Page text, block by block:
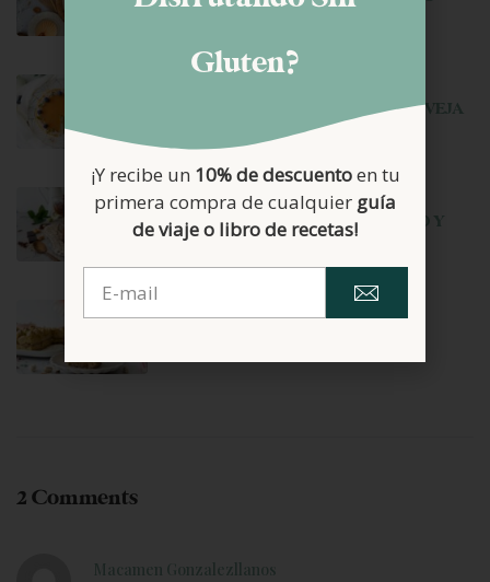
TARTA MOUSSE DE YOGUR DE OVEJA
junio 1, 2026
MOUSSE DE CHOCOLATE NEGRO Y
AVELLANAS
2 Comments
Macamen Gonzalezllanos
Gluten?
¡Y recibe un 10% de descuentoen tu
primera compra de cualquier guía
de viaje o libro de recetas!